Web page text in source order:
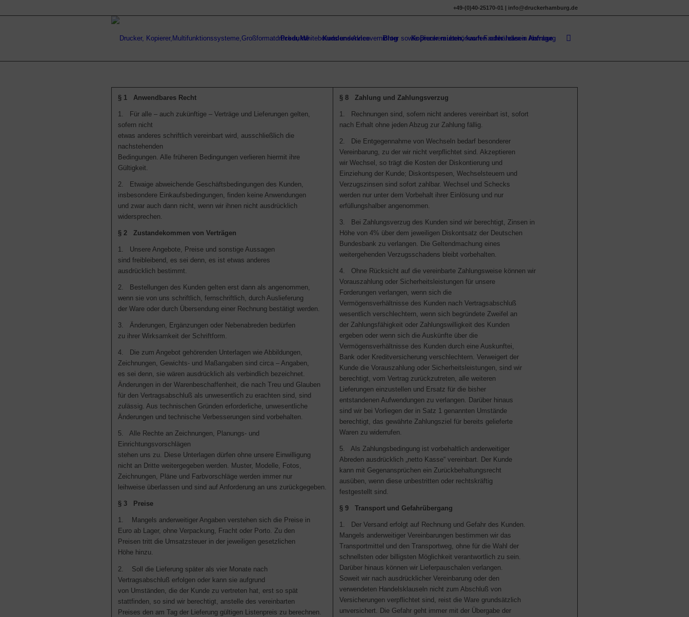
+49-(0)40-25170-01 | info@druckerhamburg.de
Produkte Kundenservice Blog Kopierer mieten, kaufen oder leasen Anfrage
§ 1 Anwendbares Recht
1. Für alle – auch zukünftige – Verträge und Lieferungen gelten,
sofern nicht
etwas anderes schriftlich vereinbart wird, ausschließlich die
nachstehenden
Bedingungen. Alle früheren Bedingungen verlieren hiermit ihre
Gültigkeit.
2. Etwaige abweichende Geschäftsbedingungen des Kunden,
insbesondere Einkaufsbedingungen, finden keine Anwendungen
und zwar auch dann nicht, wenn wir ihnen nicht ausdrücklich
widersprechen.
§ 2 Zustandekommen von Verträgen
1. Unsere Angebote, Preise und sonstige Aussagen
sind freibleibend, es sei denn, es ist etwas anderes
ausdrücklich bestimmt.
2. Bestellungen des Kunden gelten erst dann als angenommen,
wenn sie von uns schriftlich, fernschriftlich, durch Auslieferung
der Ware oder durch Übersendung einer Rechnung bestätigt werden.
3. Änderungen, Ergänzungen oder Nebenabreden bedürfen
zu ihrer Wirksamkeit der Schriftform.
4. Die zum Angebot gehörenden Unterlagen wie Abbildungen,
Zeichnungen, Gewichts- und Maßangaben sind circa – Angaben,
es sei denn, sie wären ausdrücklich als verbindlich bezeichnet.
Änderungen in der Warenbeschaffenheit, die nach Treu und Glauben
für den Vertragsabschluß als unwesentlich zu erachten sind, sind
zulässig. Aus technischen Gründen erforderliche, unwesentliche
Änderungen und technische Verbesserungen sind vorbehalten.
5. Alle Rechte an Zeichnungen, Planungs- und
Einrichtungsvorschlägen
stehen uns zu. Diese Unterlagen dürfen ohne unsere Einwilligung
nicht an Dritte weitergegeben werden. Muster, Modelle, Fotos,
Zeichnungen, Pläne und Farbvorschläge werden immer nur
leihweise überlassen und sind auf Anforderung an uns zurückgegeben.
§ 3 Preise
1. Mangels anderweitiger Angaben verstehen sich die Preise in
Euro ab Lager, ohne Verpackung, Fracht oder Porto. Zu den
Preisen tritt die Umsatzsteuer in der jeweiligen gesetzlichen
Höhe hinzu.
2. Soll die Lieferung später als vier Monate nach
Vertragsabschluß erfolgen oder kann sie aufgrund
von Umständen, die der Kunde zu vertreten hat, erst so spät
stattfinden, so sind wir berechtigt, anstelle des vereinbarten
Preises den am Tag der Lieferung gültigen Listenpreis zu berechnen.
§ 8 Zahlung und Zahlungsverzug
1. Rechnungen sind, sofern nicht anderes vereinbart ist, sofort
nach Erhalt ohne jeden Abzug zur Zahlung fällig.
2. Die Entgegennahme von Wechseln bedarf besonderer
Vereinbarung, zu der wir nicht verpflichtet sind. Akzeptieren
wir Wechsel, so trägt die Kosten der Diskontierung und
Einziehung der Kunde; Diskontspesen, Wechselsteuern und
Verzugszinsen sind sofort zahlbar. Wechsel und Schecks
werden nur unter dem Vorbehalt ihrer Einlösung und nur
erfüllungshalber angenommen.
3. Bei Zahlungsverzug des Kunden sind wir berechtigt, Zinsen in
Höhe von 4% über dem jeweiligen Diskontsatz der Deutschen
Bundesbank zu verlangen. Die Geltendmachung eines
weitergehenden Verzugsschadens bleibt vorbehalten.
4. Ohne Rücksicht auf die vereinbarte Zahlungsweise können wir
Vorauszahlung oder Sicherheitsleistungen für unsere
Forderungen verlangen, wenn sich die
Vermögensverhältnisse des Kunden nach Vertragsabschluß
wesentlich verschlechtern, wenn sich begründete Zweifel an
der Zahlungsfähigkeit oder Zahlungswilligkeit des Kunden
ergeben oder wenn sich die Auskünfte über die
Vermögensverhältnisse des Kunden durch eine Auskunftei,
Bank oder Kreditversicherung verschlechtern. Verweigert der
Kunde die Vorauszahlung oder Sicherheitsleistungen, sind wir
berechtigt, vom Vertrag zurückzutreten, alle weiteren
Lieferungen einzustellen und Ersatz für die bisher
entstandenen Aufwendungen zu verlangen. Darüber hinaus
sind wir bei Vorliegen der in Satz 1 genannten Umstände
berechtigt, das gewährte Zahlungsziel für bereits gelieferte
Waren zu widerrufen.
5. Als Zahlungsbedingung ist vorbehaltlich anderweitiger
Abreden ausdrücklich „netto Kasse“ vereinbart. Der Kunde
kann mit Gegenansprüchen ein Zurückbehaltungsrecht
ausüben, wenn diese unbestritten oder rechtskräftig
festgestellt sind.
§ 9 Transport und Gefahrübergang
1. Der Versand erfolgt auf Rechnung und Gefahr des Kunden.
Mangels anderweitiger Vereinbarungen bestimmen wir das
Transportmittel und den Transportweg, ohne für die Wahl der
schnellsten oder billigsten Möglichkeit verantwortlich zu sein.
Darüber hinaus können wir Lieferpauschalen verlangen.
Soweit wir nach ausdrücklicher Vereinbarung oder den
verwendeten Handelsklauseln nicht zum Abschluß von
Versicherungen verpflichtet sind, reist die Ware grundsätzlich
unversichert. Die Gefahr geht immer mit der Übergabe der